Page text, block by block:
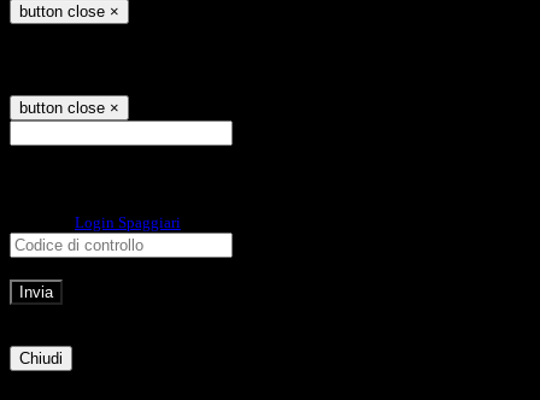
button close ×
button close ×
Login Spaggiari
Chiudi